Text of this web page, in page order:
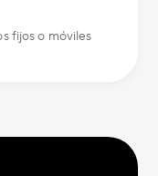
fijos o móviles